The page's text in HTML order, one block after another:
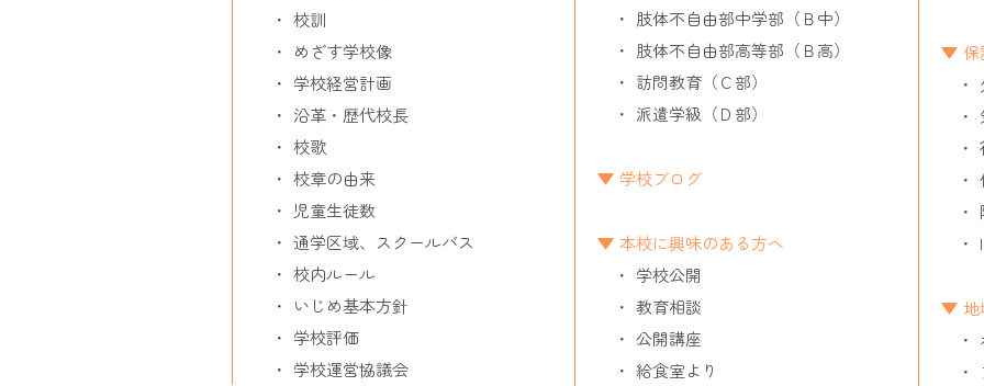
校訓
めざす学校像
学校経営計画
沿革・歴代校長
校歌
校章の由来
児童生徒数
通学区域、スクールバス
校内ルール
いじめ基本方針
学校評価
学校運営協議会
肢体不自由部中学部（Ｂ中）
肢体不自由部高等部（Ｂ高）
訪問教育（Ｃ部）
派遣学級（Ｄ部）
学校ブログ
本校に興味のある方へ
学校公開
教育相談
公開講座
給食室より
保